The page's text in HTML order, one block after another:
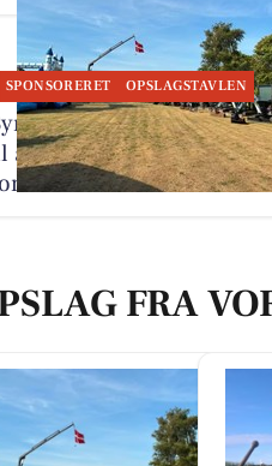
SPONSORERET OPSLAGSTAVLEN
Multiservice ApS
at løse nye opgaver efter
FRA